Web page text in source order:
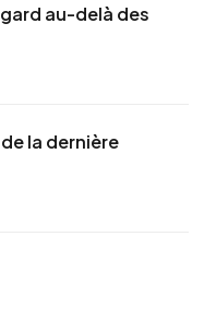
au-delà des
la dernière